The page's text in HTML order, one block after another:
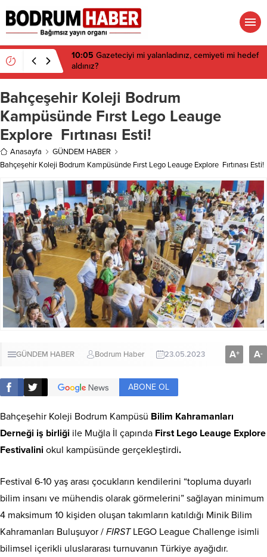
10:05 Gazeteciyi mi yalanladınız, cemiyeti mi hedef
aldınız?
Bahçeşehir Koleji Bodrum
Kampüsünde Fırst Lego Leauge
Explore Fırtınası Esti!
Anasayfa
GÜNDEM HABER
Bahçeşehir Koleji Bodrum Kampüsünde Fırst Lego Leauge Explore Fırtınası Esti!
GÜNDEM HABER Bodrum Haber 23.05.2023 A+ A-
ABONE OL
Bahçeşehir Koleji Bodrum Kampüsü Bilim Kahramanları
Derneği iş birliği ile Muğla İl çapında First Lego Leauge Explore
Festivalini okul kampüsünde gerçekleştirdi.
Festival 6-10 yaş arası çocukların kendilerini “topluma duyarlı
bilim insanı ve mühendis olarak görmelerini” sağlayan minimum
4 maksimum 10 kişiden oluşan takımların katıldığı Minik Bilim
Kahramanları Buluşuyor / FIRSTLEGO League Challenge isimli
bilimsel içerikli uluslararası turnuvanın Türkiye ayağıdır.